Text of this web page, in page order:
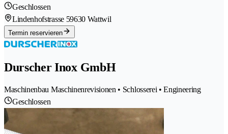
Geschlossen
Lindenhofstrasse 59630 Wattwil
Termin reservieren
Durscher Inox GmbH
Maschinenbau Maschinenrevisionen • Schlosserei • Engineering
Geschlossen